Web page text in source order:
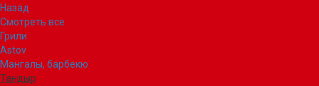
Назад
Смотреть все
Грили
Astov
Мангалы, барбекю
Тандыр